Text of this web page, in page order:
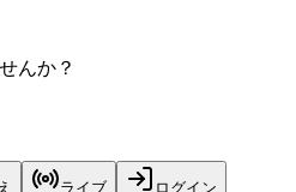
んか？
ライブ ログイン